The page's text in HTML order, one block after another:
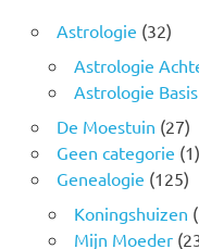
Astrologie (32)
Astrologie
Astrologie Basis
De Moestuin (27)
Geen categorie (1)
Genealogie (125)
Koningshuizen
Mijn Moeder